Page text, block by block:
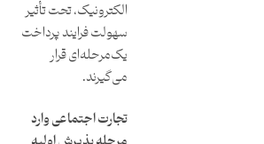
الکترونیک، تحت تأثیر
سهولت فرایند پرداخت
یک‌مرحله‌ای قرار
می‌گیرند.
تجارت اجتماعی وارد